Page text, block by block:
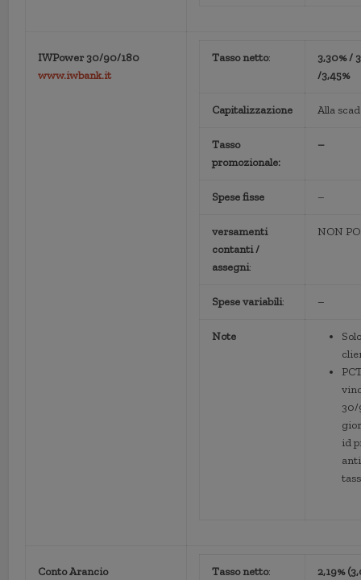
IWPower 30/90/180
www.iwbank.it
Tasso netto:
3,30% /
/3,45%
Capitalizzazione Alla
Tasso
promozionale:
–
Spese fisse –
versamenti
contanti /
assegni:
NON
Spese variabili: –
Note
id
Conto Arancio
Tasso netto: 2,19%